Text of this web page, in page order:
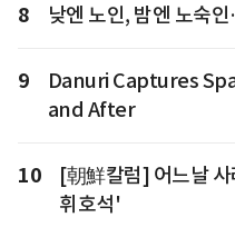
8 낮엔 노인, 밤엔 노숙
9
Danuri Captures
and After
10
[朝鮮칼럼] 어느날
휘호석'